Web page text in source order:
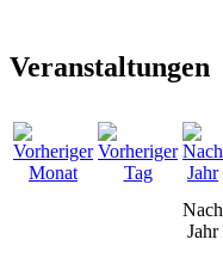
Veranstaltungen
Nach
Jahr